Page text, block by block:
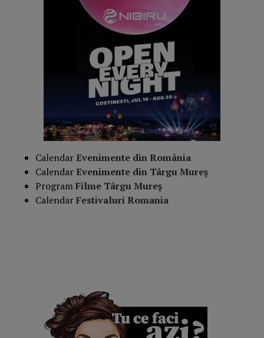
Calendar Evenimente din România
Calendar Evenimente din Târgu Mureș
ProgramFilme Târgu Mureș
CalendarFestivaluri Romania